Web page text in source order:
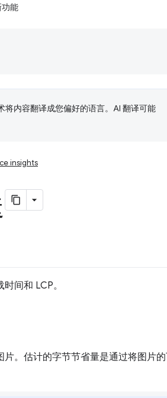
能
将内容翻译成您偏好的语言。AI 翻译可能
insights
间和 LCP。
。估计的字节节省量是通过将图片